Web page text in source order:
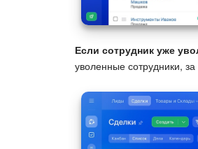
Если сотрудник уже
уволенные сотрудники,